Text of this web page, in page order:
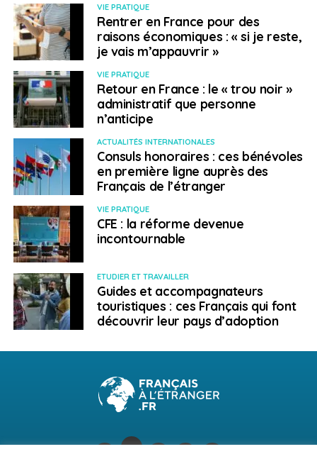
VIE PRATIQUE
Rentrer en France pour des
raisons économiques : « si je reste,
je vais m’appauvrir »
VIE PRATIQUE
Retour en France : le « trou noir »
administratif que personne
n’anticipe
ACTUALITÉS INTERNATIONALES
Consuls honoraires : ces bénévoles
en première ligne auprès des
Français de l’étranger
VIE PRATIQUE
CFE : la réforme devenue
incontournable
ETUDIER ET TRAVAILLER
Guides et accompagnateurs
touristiques : ces Français qui font
découvrir leur pays d’adoption